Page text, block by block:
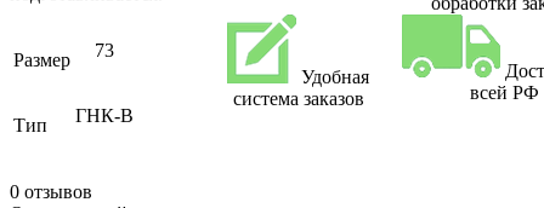
Размер 73
Тип ГНК-В
0 отзывов
Удобная
система заказов
всей РФ